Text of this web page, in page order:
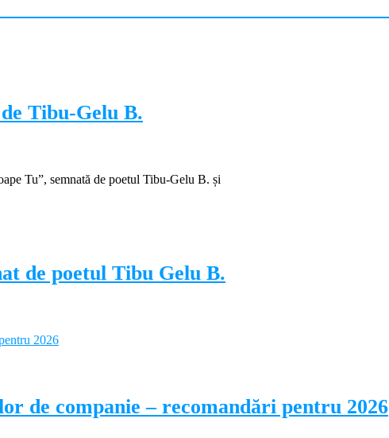
Tibu-Gelu B.
Tu”, semnată de poetul Tibu-Gelu B. și
de poetul Tibu Gelu B.
de companie – recomandări pentru 2026